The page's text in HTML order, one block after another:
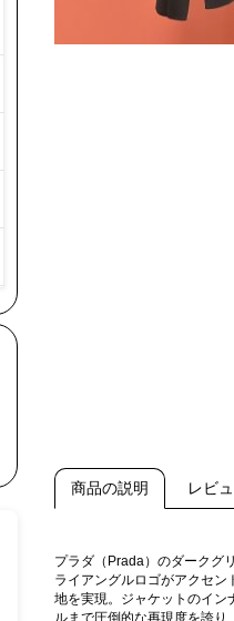
商品の説明 レビ
プラダ（Prada）のダークグ
ライアングルロゴがアクセ
地を実現。ジャケットのイン
ルまで圧倒的な再現度を誇り